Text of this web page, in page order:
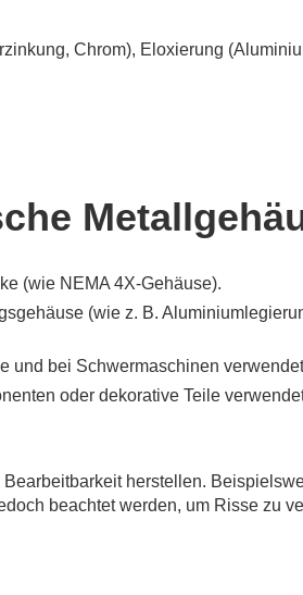
Chrom), Eloxierung
(wie NEMA 4X-Gehäuse).
(wie z. B.
und bei Schwermaschinen
oder dekorative Teile
herstellen.
beachtet werden, um Risse zu